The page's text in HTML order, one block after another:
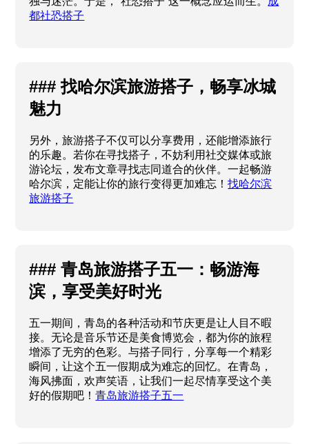
都社恐搭子
### 找哈尔滨旅游搭子，畅享冰城
魅力
另外，旅游搭子不仅可以分享费用，还能增添旅行
的乐趣。若你在寻找搭子，不妨利用社交媒体或旅
游论坛，发布文章寻找志同道合的伙伴。一起畅游
哈尔滨，定能让你的旅行变得更加难忘！找哈尔滨
旅游搭子
### 青岛旅游搭子五一：畅游海
滨，享受美好时光
五一期间，青岛的各种活动和节庆更是让人目不暇
接。无论是音乐节还是美食博览会，都为你的旅程
增添了无穷的色彩。与搭子同行，分享每一个精彩
瞬间，让这个五一假期成为难忘的回忆。在青岛，
海风拂面，欢声笑语，让我们一起尽情享受这个美
好的假期吧！青岛旅游搭子五一